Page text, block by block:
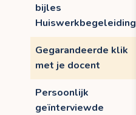
bijles
Huiswerkbegeleiding
Gegarandeerde klik
met je docent
Persoonlijk
geïnterviewde